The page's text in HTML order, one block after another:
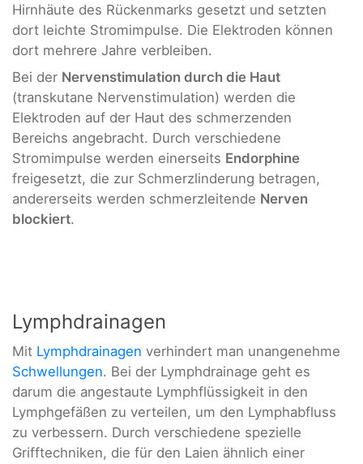
Hirnhäute des Rückenmarks gesetzt und setzten
dort leichte Stromimpulse. Die Elektroden können
dort mehrere Jahre verbleiben.
Bei der Nervenstimulation durch die Haut
(transkutane Nervenstimulation) werden die
Elektroden auf der Haut des schmerzenden
Bereichs angebracht. Durch verschiedene
Stromimpulse werden einerseits Endorphine
freigesetzt, die zur Schmerzlinderung betragen,
andererseits werden schmerzleitende Nerven
blockiert.
Lymphdrainagen
Mit Lymphdrainagen verhindert man unangenehme
Schwellungen. Bei der Lymphdrainage geht es
darum die angestaute Lymphflüssigkeit in den
Lymphgefäßen zu verteilen, um den Lymphabfluss
zu verbessern. Durch verschiedene spezielle
Grifftechniken, die für den Laien ähnlich einer